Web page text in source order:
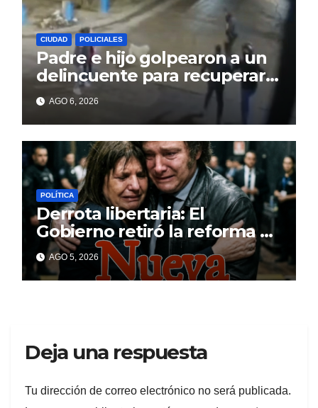
CIUDAD POLICIALES
Padre e hijo golpearon a un
delincuente para recuperar
un celular robado en Berisso
AGO 6, 2026
POLÍTICA
Derrota libertaria: El
Gobierno retiró la reforma a
la Ley de Tierras en el
Senado
AGO 5, 2026
Deja una respuesta
Tu dirección de correo electrónico no será publicada.